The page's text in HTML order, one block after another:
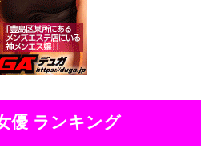
優 ランキング